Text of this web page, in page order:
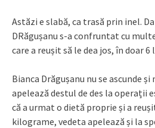
Astăzi e slabă, ca trasă prin inel.
DRăgușanu s-a confruntat cu
care a reușit să le dea jos, în doar 6
Bianca Drăgușanu nu se ascunde
apelează destul de des la operații
că a urmat o dietă proprie și a
kilograme, vedeta apelează și la